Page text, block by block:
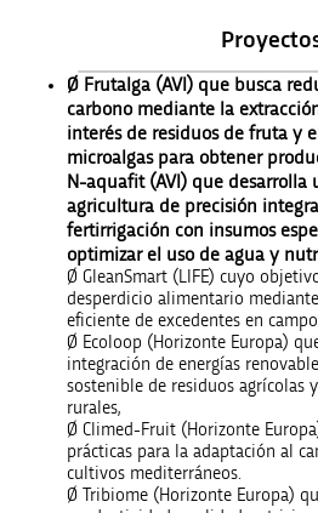
Ø Frutalga (AVI) que busca
carbono mediante la
interés de residuos de fruta y
microalgas para obtener
N-aquafit (AVI) que desarrolla
agricultura de precisión
fertirrigación con insumos
optimizar el uso de agua y
Ø GleanSmart (LIFE) cuyo
desperdicio alimentario
eficiente de excedentes en
Ø Ecoloop (Horizonte Europa)
integración de energías
sostenible de residuos agrícolas
rurales,
Ø Climed-Fruit (Horizonte
prácticas para la adaptación al
cultivos mediterráneos.
Ø Tribiome (Horizonte Europa)